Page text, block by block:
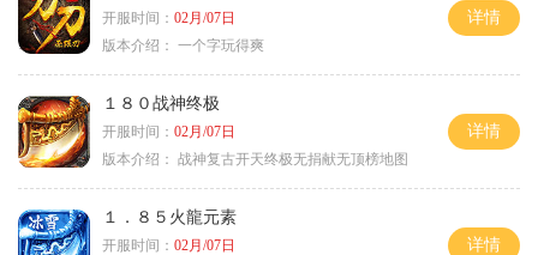
开服时间： 02月/07日
版本介绍： 一个字玩得爽
详情
１８０战神终极
开服时间： 02月/07日
版本介绍： 战神复古开天终极无捐献无顶榜地图
详情
１．８５火龍元素
开服时间： 02月/07日
详情